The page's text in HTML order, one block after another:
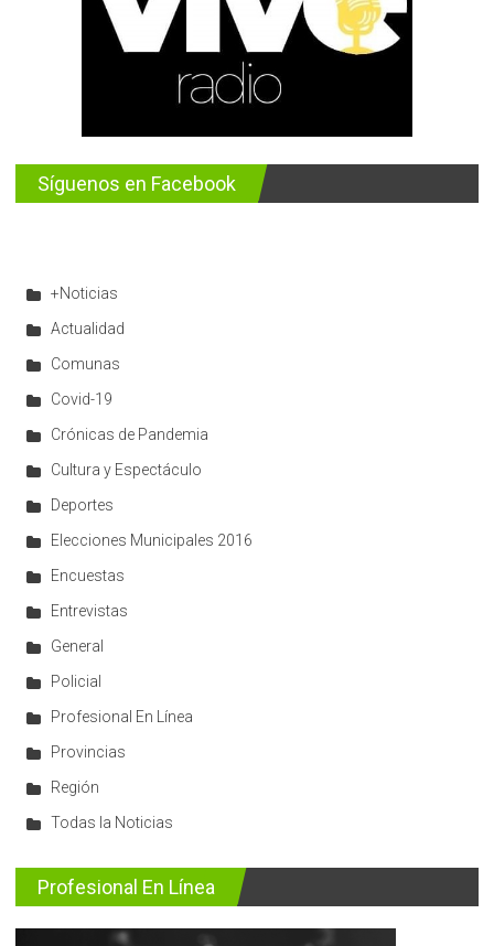
Síguenos en Facebook
+Noticias
Actualidad
Comunas
Covid-19
Crónicas de Pandemia
Cultura y Espectáculo
Deportes
Elecciones Municipales 2016
Encuestas
Entrevistas
General
Policial
Profesional En Línea
Provincias
Región
Todas la Noticias
Profesional En Línea